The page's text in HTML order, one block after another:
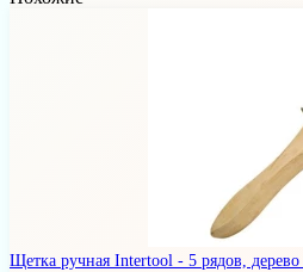
Щетка ручная Intertool - 5 рядов, дерево